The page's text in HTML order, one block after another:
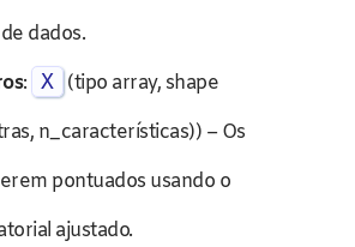
dados.
: X
(tipo array, shape
n_características)) – Os
pontuados usando o
ajustado.